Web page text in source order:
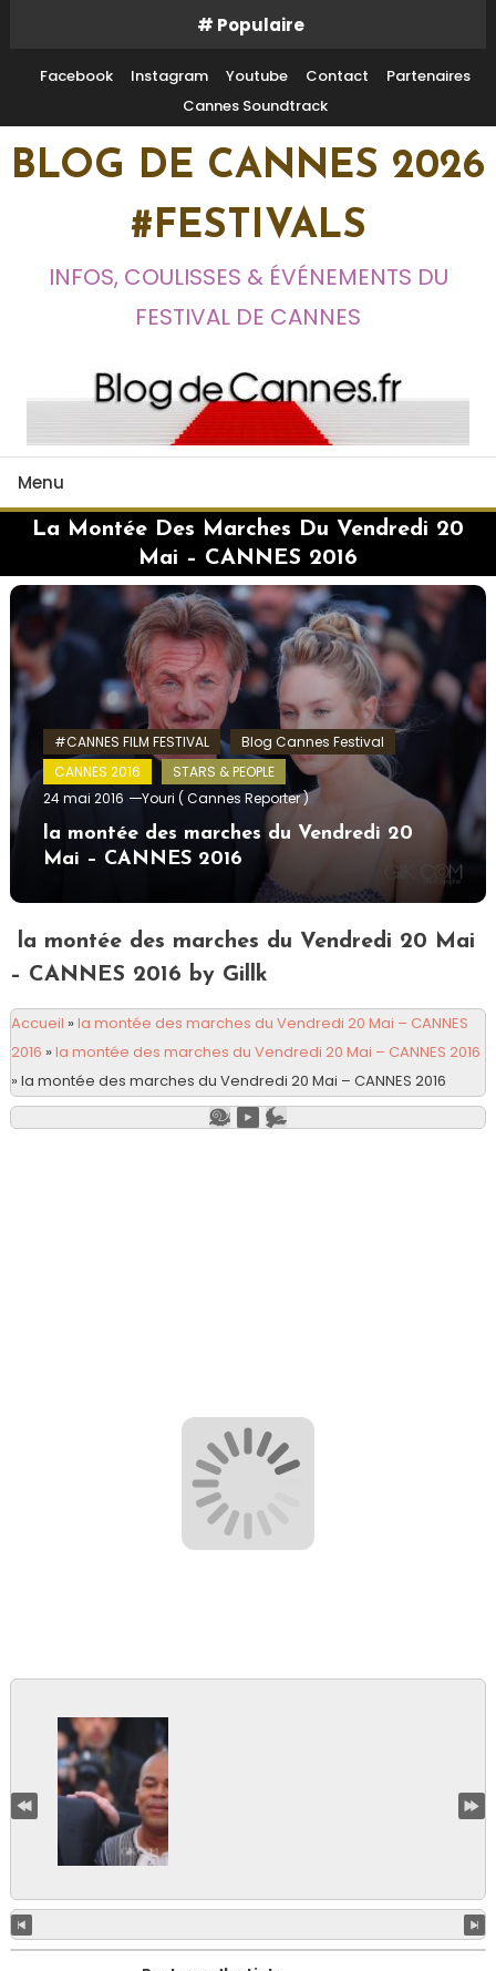
Content
# Populaire
Facebook Instagram Youtube Contact
Partenaires
Cannes Soundtrack
BLOG DE CANNES 2026
#FESTIVALS
INFOS, COULISSES & ÉVÉNEMENTS DU
FESTIVAL DE CANNES
Menu
La Montée Des Marches Du Vendredi 20
Mai – CANNES 2016
#CANNES FILM FESTIVAL
Blog Cannes Festival
CANNES 2016
STARS & PEOPLE
24 mai 2016
Youri ( Cannes Reporter )
la montée des marches du Vendredi 20
Mai – CANNES 2016
la montée des marches du Vendredi 20 Mai
– CANNES 2016 by Gillk
Accueil »la montée des marches du Vendredi 20 Mai – CANNES
2016 »la montée des marches du Vendredi 20 Mai – CANNES 2016
»la montée des marches du Vendredi 20 Mai – CANNES 2016